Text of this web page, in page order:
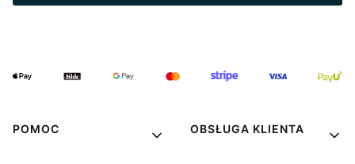
POMOC OBSŁUGA KLIENTA